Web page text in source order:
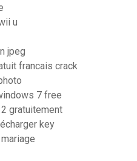
u
jpeg
francais crack
7 free
gratuitement
key